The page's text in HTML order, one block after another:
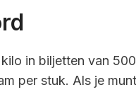
in biljetten van
per stuk. Als je